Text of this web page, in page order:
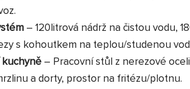
– 120litrová nádrž na čistou vodu,
s kohoutkem na teplou/studenou
kuchyně – Pracovní stůl z nerezové
a dorty, prostor na fritézu/plotnu.